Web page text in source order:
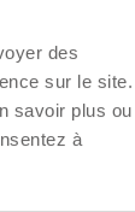
des
sur le site.
savoir plus ou
à
et